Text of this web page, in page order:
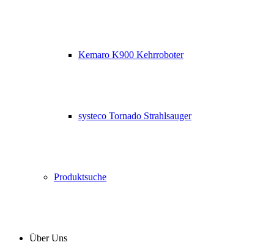
Kemaro K900 Kehrroboter
systeco Tornado Strahlsauger
Produktsuche
Über Uns